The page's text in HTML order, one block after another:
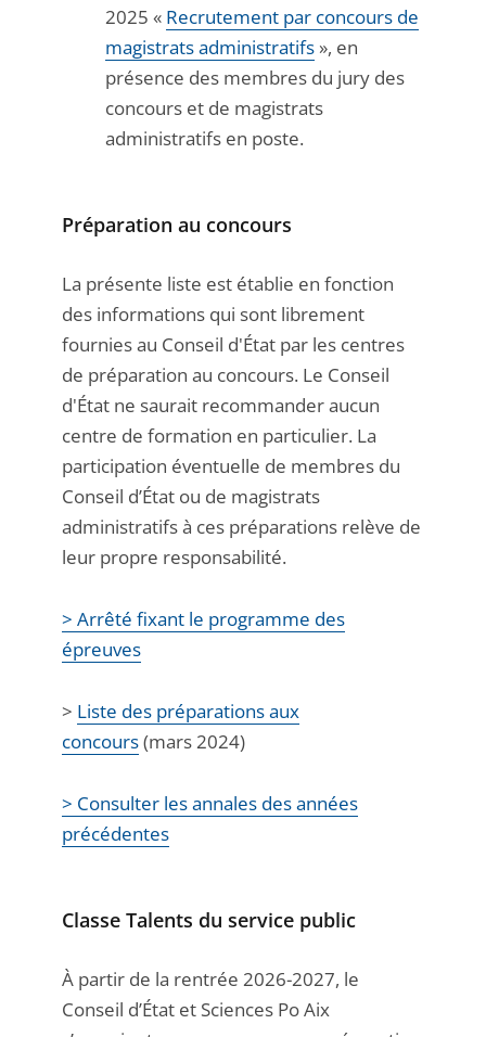
2025 « Recrutement par concours de
magistrats administratifs », en
présence des membres du jury des
concours et de magistrats
administratifs en poste.
Préparation au concours
La présente liste est établie en fonction
des informations qui sont librement
fournies au Conseil d'État par les centres
de préparation au concours. Le Conseil
d'État ne saurait recommander aucun
centre de formation en particulier. La
participation éventuelle de membres du
Conseil d’État ou de magistrats
administratifs à ces préparations relève de
leur propre responsabilité.
> Arrêté fixant le programme des
épreuves
> Liste des préparations aux
concours(mars 2024)
> Consulter les annales des années
précédentes
Classe Talents du service public
À partir de la rentrée 2026-2027, le
Conseil d’État et Sciences Po Aix